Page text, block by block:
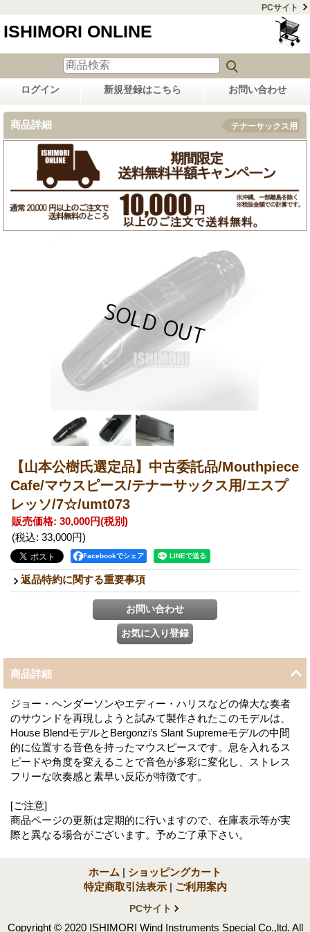
PCサイト
ISHIMORI ONLINE
ログイン 新規登録はこちら お問い合わせ
商品詳細 テナーサックス用
【山本公樹氏選定品】中古委託品/Mouthpiece
Cafe/マウスピース/テナーサックス用/エスプ
レッソ/7☆/umt073
販売価格: 30,000円(税別)
(税込: 33,000円)
Facebookでシェア
返品特約に関する重要事項
商品詳細
ジョー・ヘンダーソンやエディー・ハリスなどの偉大な奏者
のサウンドを再現しようと試みて製作されたこのモデルは、
House BlendモデルとBergonzi’s Slant Supremeモデルの中間
的に位置する音色を持ったマウスピースです。息を入れるス
ピードや角度を変えることで音色が多彩に変化し、ストレス
フリーな吹奏感と素早い反応が特徴です。
[ご注意]
商品ページの更新は定期的に行いますので、在庫表示等が実
際と異なる場合がございます。予めご了承下さい。
ホーム | ショッピングカート
特定商取引法表示 | ご利用案内
PCサイト
Copyright © 2020 ISHIMORI Wind Instruments Special Co.,ltd. All